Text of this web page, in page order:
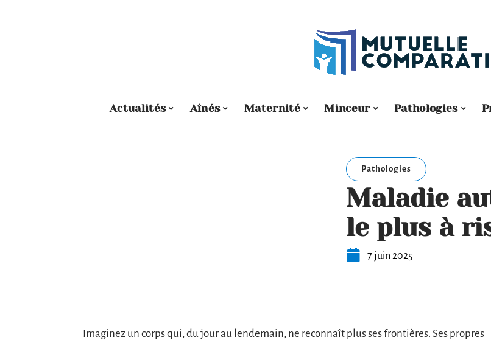
Actualités Aînés Maternité Minceur Pathologies
Pathologies
Maladie
le plus à
7 juin 2025
Imaginez un corps qui, du jour au lendemain, ne reconnaît plus ses frontières. Ses propres